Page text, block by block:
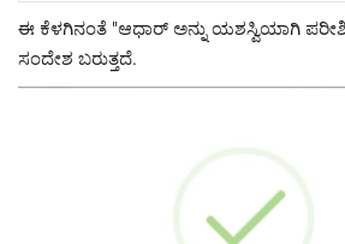
ಈ ಕೆಳಗಿನಂತೆ "ಆಧಾರ್ ಅನ್ನು ಯಶಸ್ವಿಯಾಗಿ
ಸಂದೇಶ ಬರುತ್ತದೆ.